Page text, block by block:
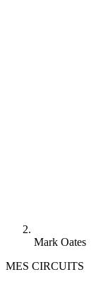
Mark Oates
MES CIRCUITS